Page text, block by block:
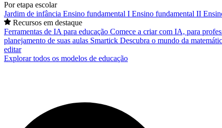
Por etapa escolar
Jardim de infância Ensino fundamental I Ensino fundamental II
Recursos em destaque
Ferramentas de IA para educação Comece a criar com IA, para
planejamento de suas aulas Smartick Descubra o mundo da
editar
Explorar todos os modelos de educação